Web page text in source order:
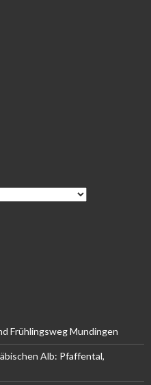
Frühlingsweg Mundingen
Alb: Pfaffental,